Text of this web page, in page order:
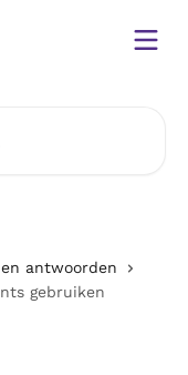
antwoorden
gebruiken